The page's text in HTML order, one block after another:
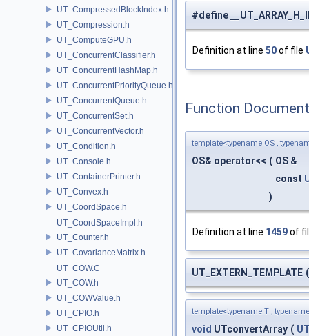
UT_CompressedBlockIndex.h
UT_Compression.h
UT_ComputeGPU.h
UT_ConcurrentClassifier.h
UT_ConcurrentHashMap.h
UT_ConcurrentPriorityQueue.h
UT_ConcurrentQueue.h
UT_ConcurrentSet.h
UT_ConcurrentVector.h
UT_Condition.h
UT_Console.h
UT_ContainerPrinter.h
UT_Convex.h
UT_CoordSpace.h
UT_CoordSpaceImpl.h
UT_Counter.h
UT_CovarianceMatrix.h
UT_COW.C
UT_COW.h
UT_COWValue.h
UT_CPIO.h
UT_CPIOUtil.h
#define
Definition at line 50of file
Function
template<typename OS ,
OS& operator<< ( OS &
const
)
Definition at line 1459of
UT_EXTERN_TEMPLATE (
template<typename T ,
void UTconvertArray (